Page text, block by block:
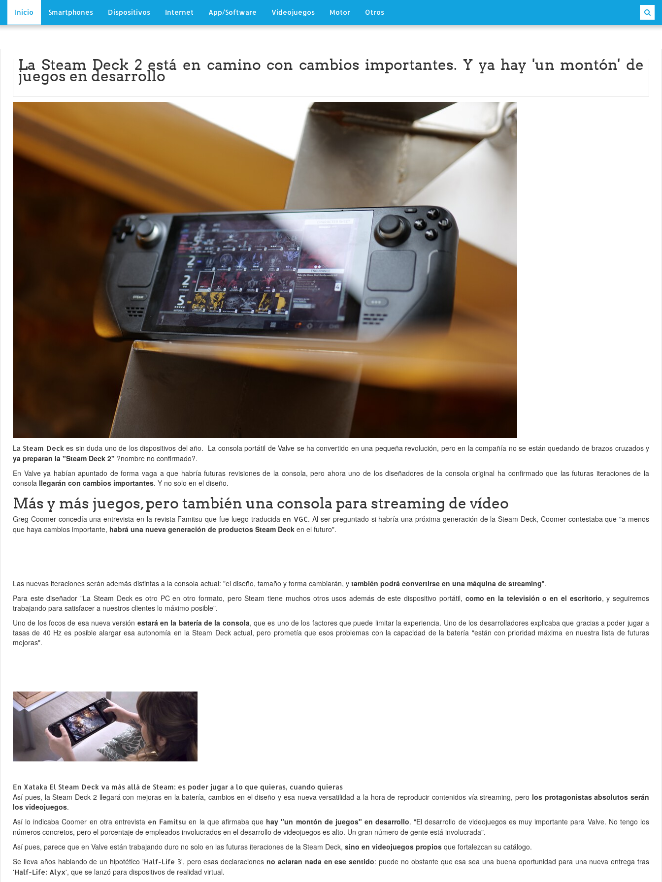
Inicio Smartphones Dispositivos Internet App/Software Videojuegos Motor Otros
La Steam Deck 2 está en camino con cambios importantes. Y ya hay 'un montón' de
juegos en desarrollo
La Steam Deckes sin duda uno de los dispositivos del año. La consola portátil de Valve se ha convertido en una pequeña revolución, pero en la compañía no se están quedando de brazos cruzados y
ya preparan la "Steam Deck 2" ?nombre no confirmado?.
En Valve ya habían apuntado de forma vaga a que habría futuras revisiones de la consola, pero ahora uno de los diseñadores de la consola original ha confirmado que las futuras iteraciones de la
consola llegarán con cambios importantes. Y no solo en el diseño.
Más y más juegos, pero también una consola para streaming de vídeo
Greg Coomer concedía una entrevista en la revista Famitsu que fue luego traducida en VGC. Al ser preguntado si habría una próxima generación de la Steam Deck, Coomer contestaba que "a menos
que haya cambios importante, habrá una nueva generación de productos Steam Deck en el futuro".
Las nuevas iteraciones serán además distintas a la consola actual: "el diseño, tamaño y forma cambiarán, y también podrá convertirse en una máquina de streaming".
Para este diseñador "La Steam Deck es otro PC en otro formato, pero Steam tiene muchos otros usos además de este dispositivo portátil, como en la televisión o en el escritorio, y seguiremos
trabajando para satisfacer a nuestros clientes lo máximo posible".
Uno de los focos de esa nueva versión estará en la batería de la consola, que es uno de los factores que puede limitar la experiencia. Uno de los desarrolladores explicaba que gracias a poder jugar a
tasas de 40 Hz es posible alargar esa autonomía en la Steam Deck actual, pero prometía que esos problemas con la capacidad de la batería "están con prioridad máxima en nuestra lista de futuras
mejoras".
En Xataka El Steam Deck va más allá de Steam: es poder jugar a lo que quieras, cuando quieras
Así pues, la Steam Deck 2 llegará con mejoras en la batería, cambios en el diseño y esa nueva versatilidad a la hora de reproducir contenidos vía streaming, pero los protagonistas absolutos serán
los videojuegos.
Así lo indicaba Coomer en otra entrevista en Famitsu en la que afirmaba que hay "un montón de juegos" en desarrollo. "El desarrollo de videojuegos es muy importante para Valve. No tengo los
números concretos, pero el porcentaje de empleados involucrados en el desarrollo de videojuegos es alto. Un gran número de gente está involucrada".
Así pues, parece que en Valve están trabajando duro no solo en las futuras iteraciones de la Steam Deck, sino en videojuegos propios que fortalezcan su catálogo.
Se lleva años hablando de un hipotético 'Half-Life 3', pero esas declaracionesno aclaran nada en ese sentido: puede no obstante que esa sea una buena oportunidad para una nueva entrega tras
'Half-Life: Alyx', que se lanzó para dispositivos de realidad virtual.